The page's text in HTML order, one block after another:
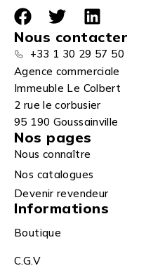
Nous contacter
+33 1 30 29 57 50
Agence commerciale
Immeuble Le Colbert
2 rue le corbusier
95 190 Goussainville
Nos pages
Nous connaître
Nos catalogues
Devenir revendeur
Informations
Boutique
C.G.V